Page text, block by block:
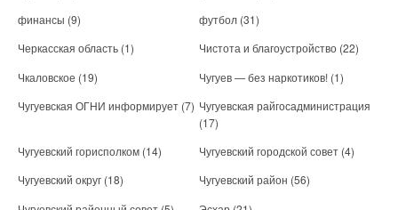
финансы (9) футбол (31)
Черкасская область (1) Чистота и благоустройство (22)
Чкаловское (19) Чугуев — без наркотиков! (1)
Чугуевская ОГНИ информирует (7) Чугуевская райгосадминистрация
(17)
Чугуевский горисполком (14) Чугуевский городской совет (4)
Чугуевский округ (18) Чугуевский район (56)